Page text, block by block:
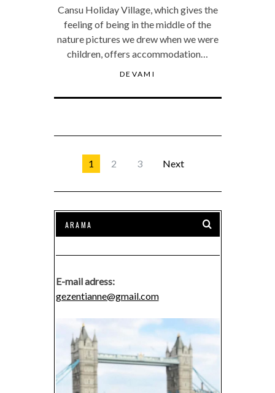
Cansu Holiday Village, which gives the
feeling of being in the middle of the
nature pictures we drew when we were
children, offers accommodation…
DEVAMI
1 2 3 Next
E-mail adress:
gezentianne@gmail.com